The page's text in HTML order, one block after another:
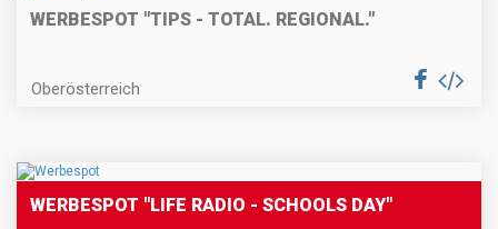
WERBESPOT "TIPS - TOTAL. REGIONAL."
Oberösterreich
WERBESPOT "LIFE RADIO - SCHOOLS DAY"